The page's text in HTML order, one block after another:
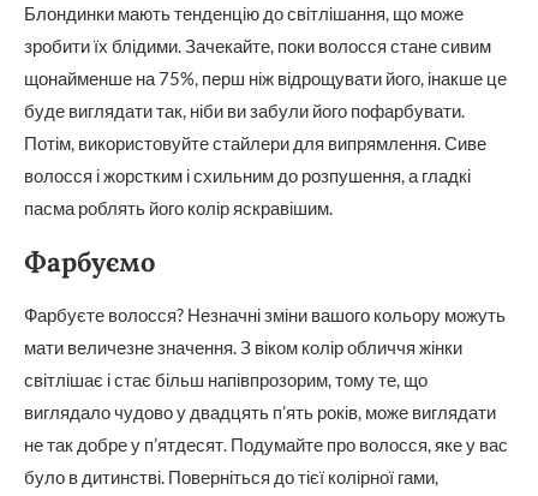
Блондинки мають тенденцію до світлішання, що може
зробити їх блідими. Зачекайте, поки волосся стане сивим
щонайменше на 75%, перш ніж відрощувати його, інакше це
буде виглядати так, ніби ви забули його пофарбувати.
Потім, використовуйте стайлери для випрямлення. Сиве
волосся і жорстким і схильним до розпушення, а гладкі
пасма роблять його колір яскравішим.
Фарбуємо
Фарбуєте волосся? Незначні зміни вашого кольору можуть
мати величезне значення. З віком колір обличчя жінки
світлішає і стає більш напівпрозорим, тому те, що
виглядало чудово у двадцять п’ять років, може виглядати
не так добре у п’ятдесят. Подумайте про волосся, яке у вас
було в дитинстві. Поверніться до тієї колірної гами,